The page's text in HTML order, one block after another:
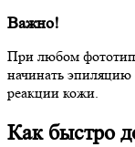
Важно!
При любом
начинать
реакции кожи.
Как быстро